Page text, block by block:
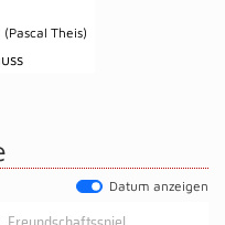
(Pascal Theis)
Datum anzeigen